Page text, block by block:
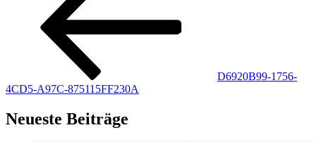
D6920B99-1756-
4CD5-A97C-875115FF230A
Neueste Beiträge